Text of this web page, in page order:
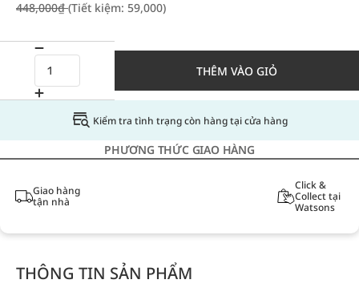
448,000₫(Tiết kiệm: 59,000)
THÊM VÀO GIỎ
Kiểm tra tình trạng còn hàng tại cửa hàng
PHƯƠNG THỨC GIAO HÀNG
Giao hàng
tận nhà
Click &
Collect tại
Watsons
THÔNG TIN SẢN PHẨM